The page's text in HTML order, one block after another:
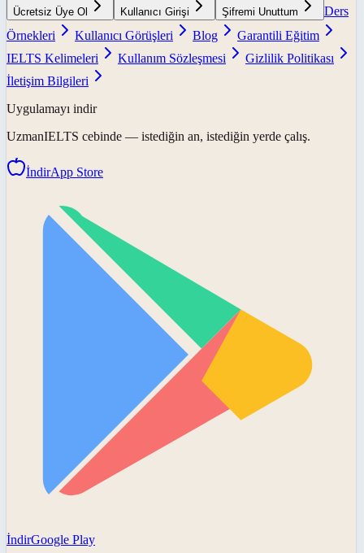
Ücretsiz Üye Ol Kullanıcı Girişi Şifremi Unuttum
Ders
Örnekleri
Kullanıcı Görüşleri Blog
Garantili Eğitim
IELTS Kelimeleri
Kullanım Sözleşmesi
Gizlilik Politikası
İletişim Bilgileri
Uygulamayı indir
UzmanIELTS cebinde — istediğin an, istediğin yerde çalış.
İndirApp Store
İndirGoogle Play